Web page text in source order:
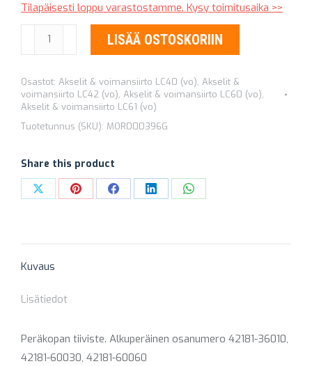
Tilapäisesti loppu varastostamme. Kysy toimitusaika >>
PERÄMURIKAN
TIIVISTE
MOR000396G
määrä
LISÄÄ OSTOSKORIIN
Osastot: Akselit & voimansiirto LC40 (vo), Akselit &
voimansiirto LC42 (vo), Akselit & voimansiirto LC60 (vo),
Akselit & voimansiirto LC61 (vo)
Tuotetunnus (SKU): MOR000396G
Share this product
Share Share Share Share Share
Kuvaus
Lisätiedot
Peräkopan tiiviste. Alkuperäinen osanumero 42181-36010,
42181-60030, 42181-60060